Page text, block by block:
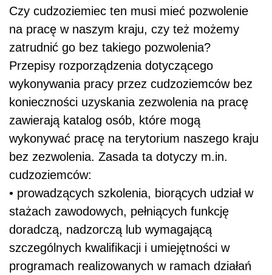
Czy cudzoziemiec ten musi mieć pozwolenie
na pracę w naszym kraju, czy też możemy
zatrudnić go bez takiego pozwolenia?
Przepisy rozporządzenia dotyczącego
wykonywania pracy przez cudzoziemców bez
konieczności uzyskania zezwolenia na pracę
zawierają katalog osób, które mogą
wykonywać pracę na terytorium naszego kraju
bez zezwolenia. Zasada ta dotyczy m.in.
cudzoziemców:
• prowadzących szkolenia, biorących udział w
stażach zawodowych, pełniących funkcję
doradczą, nadzorczą lub wymagającą
szczególnych kwalifikacji i umiejętności w
programach realizowanych w ramach działań